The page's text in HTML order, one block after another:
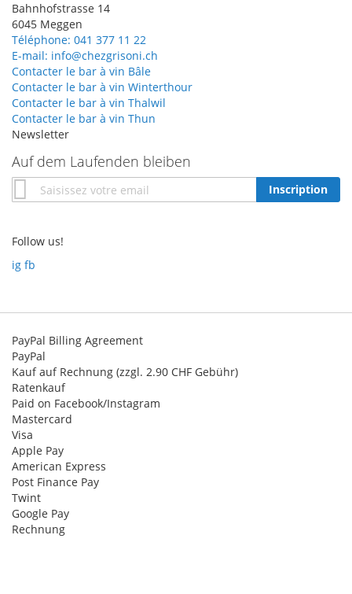
Bahnhofstrasse 14
6045 Meggen
Téléphone: 041 377 11 22
E-mail: info@chezgrisoni.ch
Contacter le bar à vin Bâle
Contacter le bar à vin Winterthour
Contacter le bar à vin Thalwil
Contacter le bar à vin Thun
Newsletter
Auf dem Laufenden bleiben
Inscription
à
:
Inscription
Follow us!
ig fb
PayPal Billing Agreement
PayPal
Kauf auf Rechnung (zzgl. 2.90 CHF Gebühr)
Ratenkauf
Paid on Facebook/Instagram
Mastercard
Visa
Apple Pay
American Express
Post Finance Pay
Twint
Google Pay
Rechnung